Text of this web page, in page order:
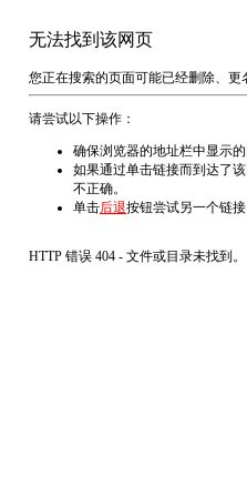
无法找到该网页
您正在搜索的页面可能已经删除、更
请尝试以下操作：
确保浏览器的地址栏中显示
如果通过单击链接而到达了
不正确。
单击后退按钮尝试另一个链接
HTTP 错误 404 - 文件或目录未找到。